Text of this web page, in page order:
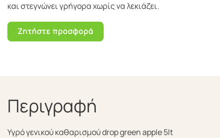
και στεγνώνει γρήγορα χωρίς να λεκιάζει.
Ζητήστε προσφορά
Περιγραφή
Υγρό γενικού καθαρισμού drop green apple 5lt